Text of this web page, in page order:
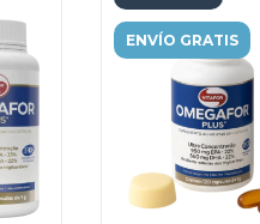
ENVÍO GRATIS